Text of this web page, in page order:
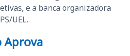
e a banca organizadora
UEL.
Aprova